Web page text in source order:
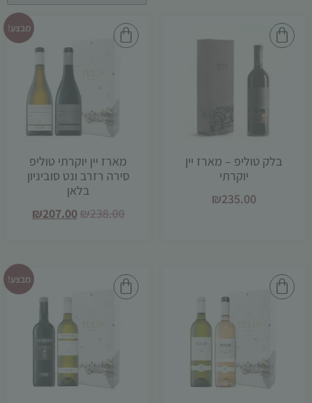
בלק טוליפ – מארז יין
יוקרתי
₪235.00
מבצע!
מארז יין יוקרתי טוליפ
סירה רזרב ונט סוביניון
בלאן
₪238.00
₪207.00
מבצע!
קובצי
Cookie
הם נדרשים
סטטיסטיקות
לשפר את
בהתבסס על
אופן השימוש